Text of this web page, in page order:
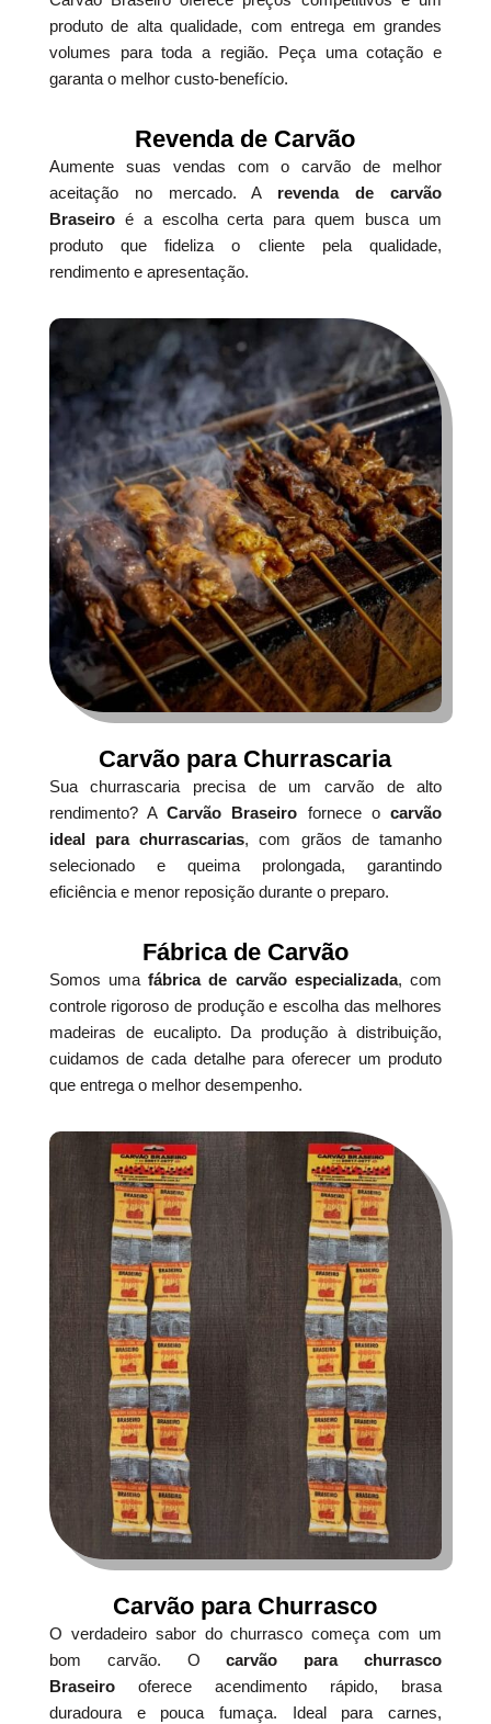
produto de alta qualidade, com entrega em grandes
volumes para toda a região. Peça uma cotação e
garanta o melhor custo-benefício.
Revenda de Carvão
Aumente suas vendas com o carvão de melhor
aceitação no mercado. A revenda de carvão
Braseiroé a escolha certa para quem busca um
produto que fideliza o cliente pela qualidade,
rendimento e apresentação.
Carvão para Churrascaria
Sua churrascaria precisa de um carvão de alto
rendimento? ACarvão Braseiro fornece ocarvão
ideal para churrascarias, com grãos de tamanho
selecionado e queima prolongada, garantindo
eficiência e menor reposição durante o preparo.
Fábrica de Carvão
Somos umafábrica de carvão especializada, com
controle rigoroso de produção e escolha das melhores
madeiras de eucalipto. Da produção à distribuição,
cuidamos de cada detalhe para oferecer um produto
que entrega o melhor desempenho.
Carvão para Churrasco
O verdadeiro sabor do churrasco começa com um
bom carvão. Ocarvão para churrasco
Braseirooferece acendimento rápido, brasa
duradoura e pouca fumaça. Ideal para carnes,